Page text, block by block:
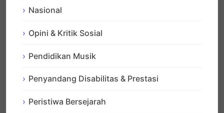
Nasional
Opini & Kritik Sosial
Pendidikan Musik
Penyandang Disabilitas & Prestasi
Peristiwa Bersejarah